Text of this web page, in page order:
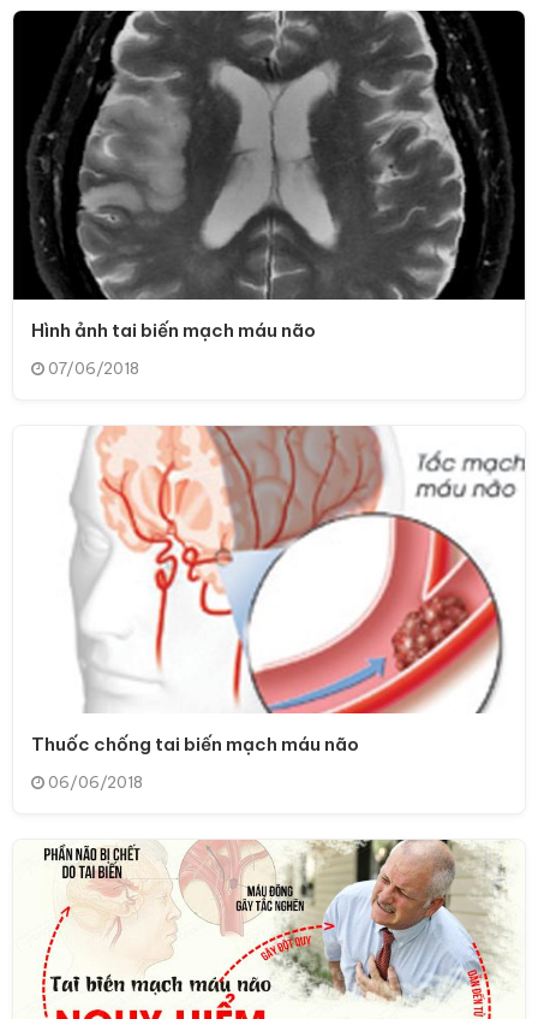
Hình ảnh tai biến mạch máu não
07/06/2018
Thuốc chống tai biến mạch máu não
06/06/2018